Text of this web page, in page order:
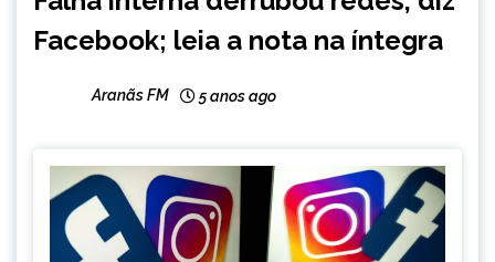
INTERNACIONAL
NOTÍCIAS
Facebook; leia a nota na íntegra
Aranãs FM 5 anos ago